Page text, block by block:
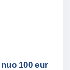
nuo 100 eur